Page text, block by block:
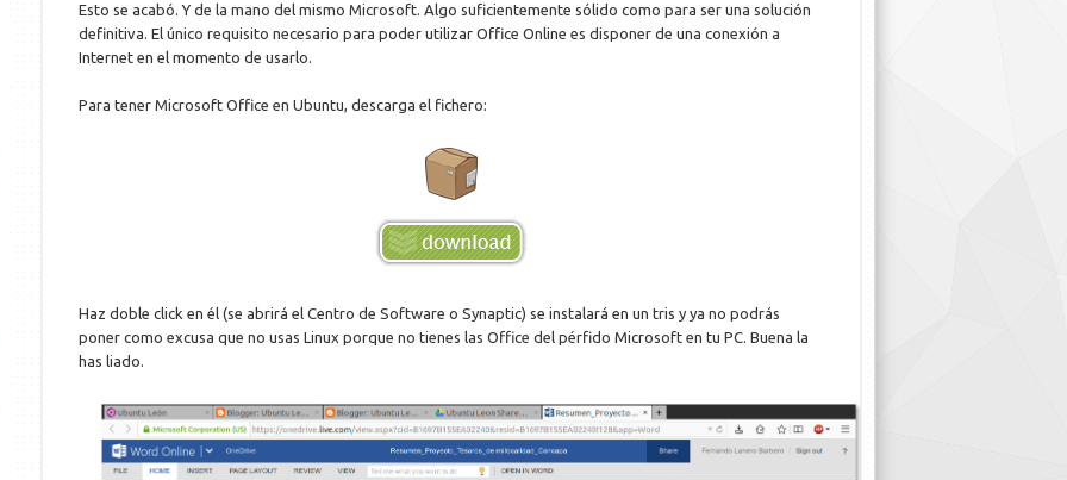
Esto se acabó. Y de la mano del mismo Microsoft. Algo suficientemente sólido como para ser una solución
definitiva. El único requisito necesario para poder utilizar Office Online es disponer de una conexión a
Internet en el momento de usarlo.
Para tener Microsoft Office en Ubuntu, descarga el fichero:
Haz doble click en él (se abrirá el Centro de Software o Synaptic) se instalará en un tris y ya no podrás
poner como excusa que no usas Linux porque no tienes las Office del pérfido Microsoft en tu PC. Buena la
has liado.